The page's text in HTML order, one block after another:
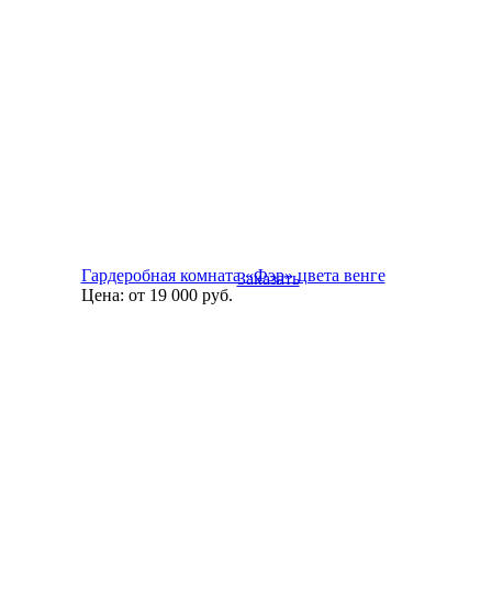
Гардеробная комната «Фэр» цвета венге
Цена: от 19 000руб.
Заказать